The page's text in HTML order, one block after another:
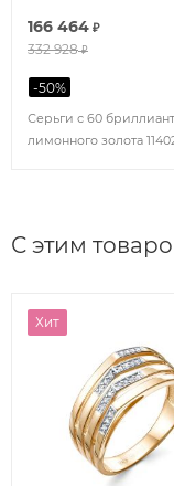
Серьги с 60
лимонного золота
166 464 ₽
332 928₽
-50%
С этим
Хит